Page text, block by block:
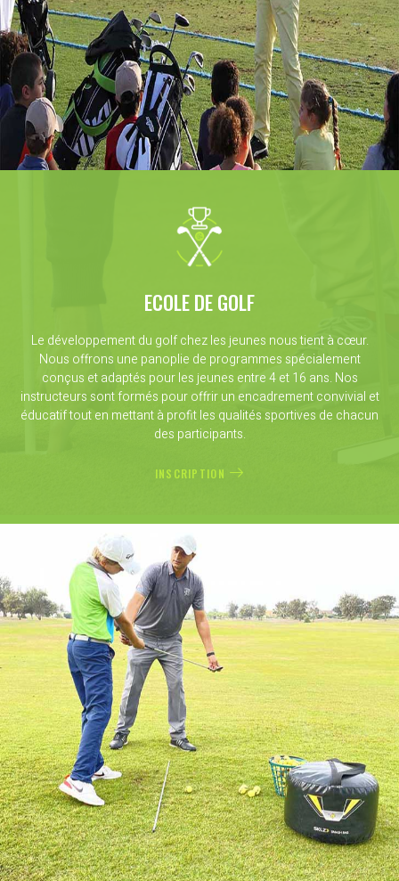
ECOLE DE GOLF
Le développement du golf chez les jeunes nous tient à cœur.
Nous offrons une panoplie de programmes spécialement
conçus et adaptés pour les jeunes entre 4 et 16 ans. Nos
instructeurs sont formés pour offrir un encadrement convivial et
éducatif tout en mettant à profit les qualités sportives de chacun
des participants.
INSCRIPTION